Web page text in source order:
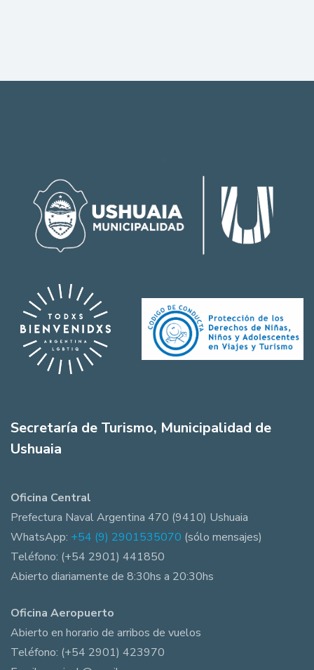
Secretaría de Turismo, Municipalidad de
Ushuaia
Oficina Central
Prefectura Naval Argentina 470 (9410) Ushuaia
WhatsApp: +54 (9) 2901535070 (sólo mensajes)
Teléfono: (+54 2901) 441850
Abierto diariamente de 8:30hs a 20:30hs
Oficina Aeropuerto
Abierto en horario de arribos de vuelos
Teléfono: (+54 2901) 423970